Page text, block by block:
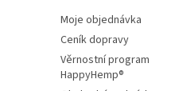
Moje objednávka
Ceník dopravy
Věrnostní program
HappyHemp®